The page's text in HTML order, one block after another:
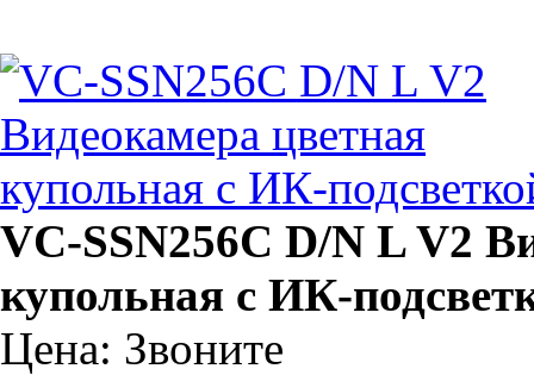
VC-SSN256C D/N L V2
купольная с ИК-
Цена: Звоните